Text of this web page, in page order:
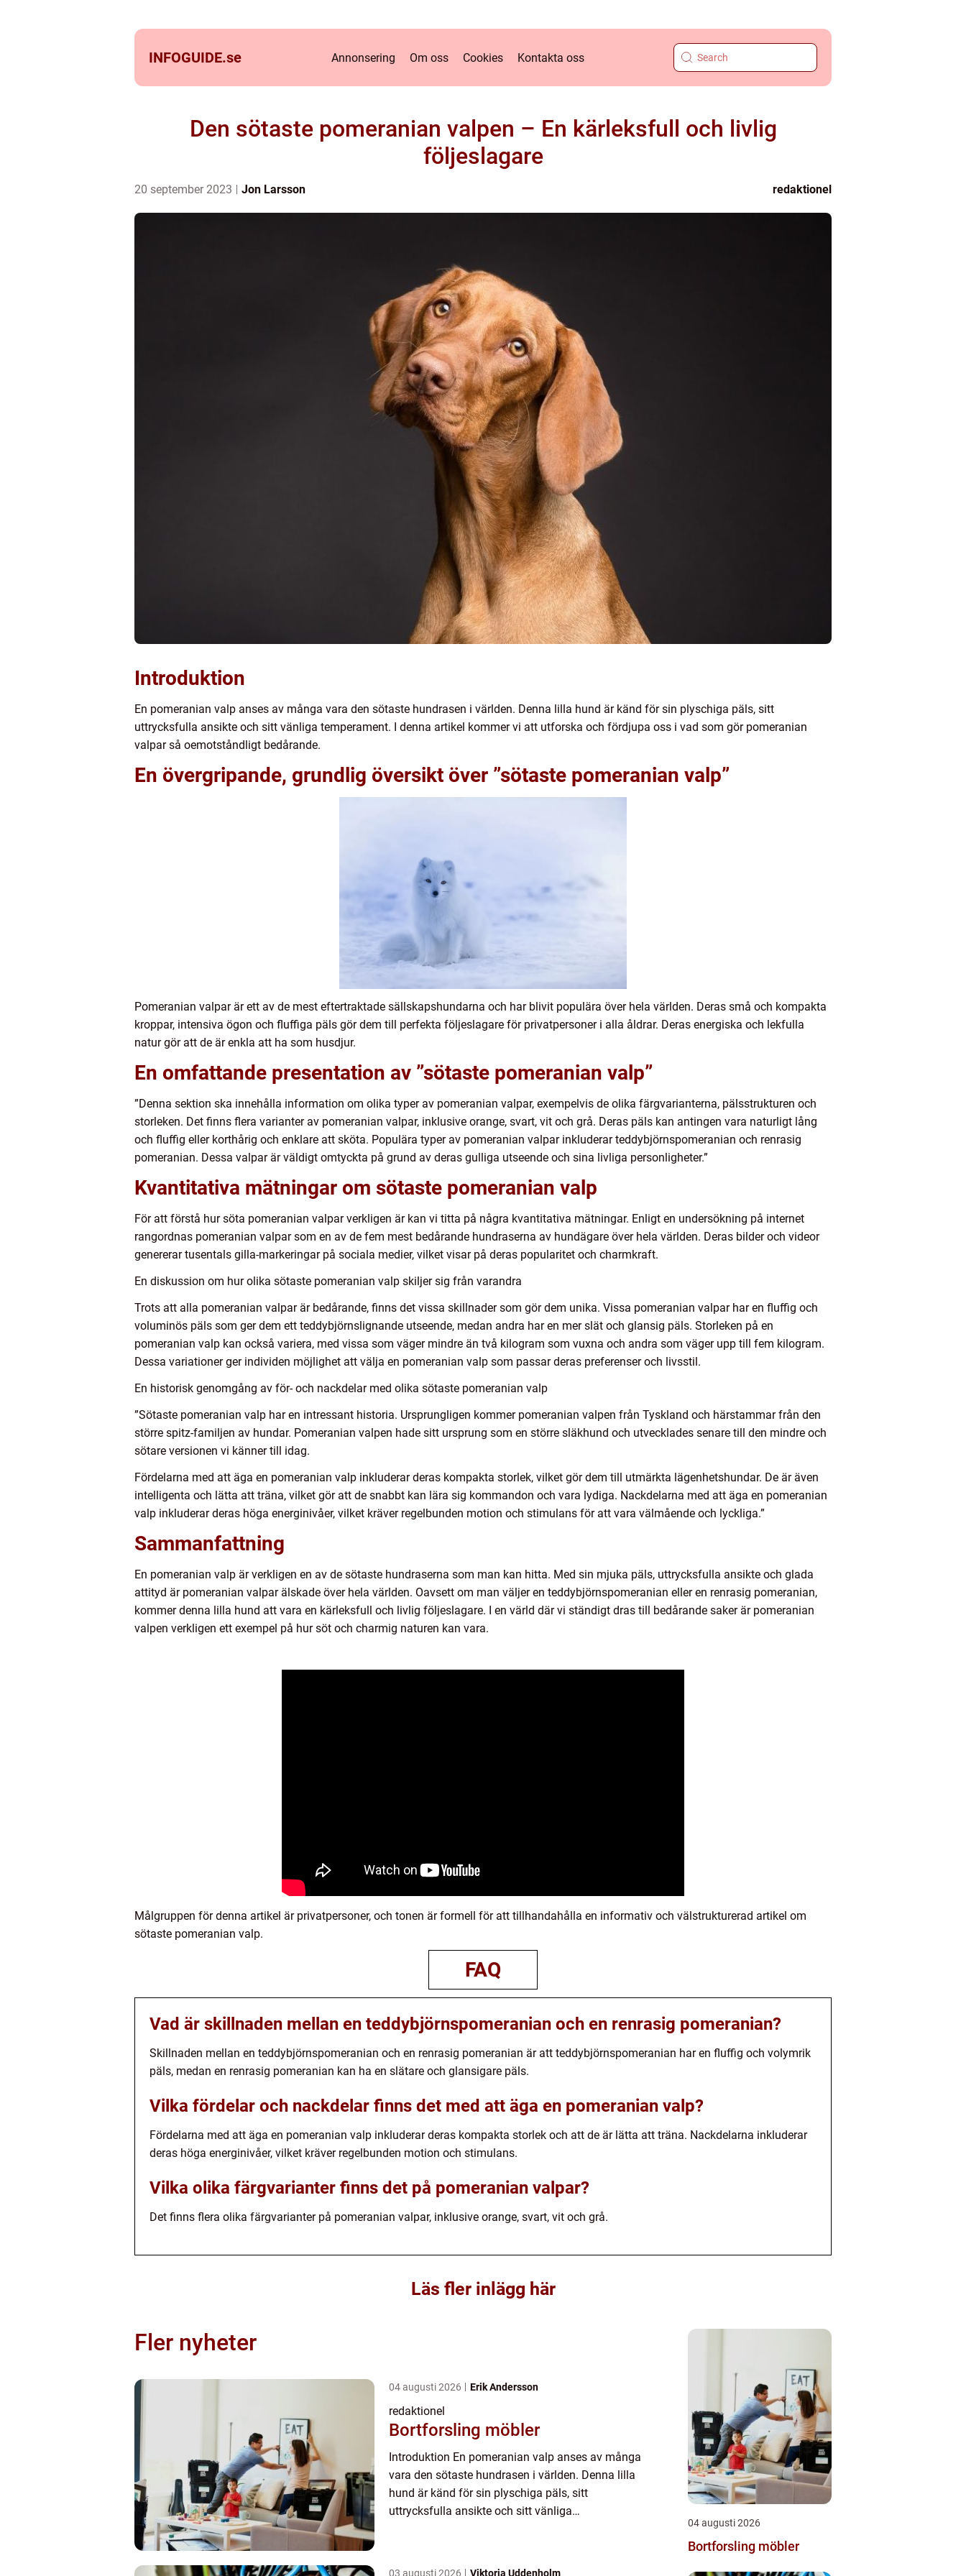
INFOGUIDE.se Annonsering Om oss Cookies Kontakta oss
Den sötaste pomeranian valpen – En kärleksfull och livlig
följeslagare
20 september 2023 Jon Larsson redaktionel
Introduktion
En pomeranian valp anses av många vara den sötaste hundrasen i världen. Denna lilla hund är känd för sin plyschiga päls, sitt
uttrycksfulla ansikte och sitt vänliga temperament. I denna artikel kommer vi att utforska och fördjupa oss i vad som gör pomeranian
valpar så oemotståndligt bedårande.
En övergripande, grundlig översikt över ”sötaste pomeranian valp”
Pomeranian valpar är ett av de mest eftertraktade sällskapshundarna och har blivit populära över hela världen. Deras små och kompakta
kroppar, intensiva ögon och fluffiga päls gör dem till perfekta följeslagare för privatpersoner i alla åldrar. Deras energiska och lekfulla
natur gör att de är enkla att ha som husdjur.
En omfattande presentation av ”sötaste pomeranian valp”
”Denna sektion ska innehålla information om olika typer av pomeranian valpar, exempelvis de olika färgvarianterna, pälsstrukturen och
storleken. Det finns flera varianter av pomeranian valpar, inklusive orange, svart, vit och grå. Deras päls kan antingen vara naturligt lång
och fluffig eller korthårig och enklare att sköta. Populära typer av pomeranian valpar inkluderar teddybjörnspomeranian och renrasig
pomeranian. Dessa valpar är väldigt omtyckta på grund av deras gulliga utseende och sina livliga personligheter.”
Kvantitativa mätningar om sötaste pomeranian valp
För att förstå hur söta pomeranian valpar verkligen är kan vi titta på några kvantitativa mätningar. Enligt en undersökning på internet
rangordnas pomeranian valpar som en av de fem mest bedårande hundraserna av hundägare över hela världen. Deras bilder och videor
genererar tusentals gilla-markeringar på sociala medier, vilket visar på deras popularitet och charmkraft.
En diskussion om hur olika sötaste pomeranian valp skiljer sig från varandra
Trots att alla pomeranian valpar är bedårande, finns det vissa skillnader som gör dem unika. Vissa pomeranian valpar har en fluffig och
voluminös päls som ger dem ett teddybjörnslignande utseende, medan andra har en mer slät och glansig päls. Storleken på en
pomeranian valp kan också variera, med vissa som väger mindre än två kilogram som vuxna och andra som väger upp till fem kilogram.
Dessa variationer ger individen möjlighet att välja en pomeranian valp som passar deras preferenser och livsstil.
En historisk genomgång av för- och nackdelar med olika sötaste pomeranian valp
”Sötaste pomeranian valp har en intressant historia. Ursprungligen kommer pomeranian valpen från Tyskland och härstammar från den
större spitz-familjen av hundar. Pomeranian valpen hade sitt ursprung som en större släkhund och utvecklades senare till den mindre och
sötare versionen vi känner till idag.
Fördelarna med att äga en pomeranian valp inkluderar deras kompakta storlek, vilket gör dem till utmärkta lägenhetshundar. De är även
intelligenta och lätta att träna, vilket gör att de snabbt kan lära sig kommandon och vara lydiga. Nackdelarna med att äga en pomeranian
valp inkluderar deras höga energinivåer, vilket kräver regelbunden motion och stimulans för att vara välmående och lyckliga.”
Sammanfattning
En pomeranian valp är verkligen en av de sötaste hundraserna som man kan hitta. Med sin mjuka päls, uttrycksfulla ansikte och glada
attityd är pomeranian valpar älskade över hela världen. Oavsett om man väljer en teddybjörnspomeranian eller en renrasig pomeranian,
kommer denna lilla hund att vara en kärleksfull och livlig följeslagare. I en värld där vi ständigt dras till bedårande saker är pomeranian
valpen verkligen ett exempel på hur söt och charmig naturen kan vara.
Målgruppen för denna artikel är privatpersoner, och tonen är formell för att tillhandahålla en informativ och välstrukturerad artikel om
sötaste pomeranian valp.
FAQ
Vad är skillnaden mellan en teddybjörnspomeranian och en renrasig pomeranian?
Skillnaden mellan en teddybjörnspomeranian och en renrasig pomeranian är att teddybjörnspomeranian har en fluffig och volymrik
päls, medan en renrasig pomeranian kan ha en slätare och glansigare päls.
Vilka fördelar och nackdelar finns det med att äga en pomeranian valp?
Fördelarna med att äga en pomeranian valp inkluderar deras kompakta storlek och att de är lätta att träna. Nackdelarna inkluderar
deras höga energinivåer, vilket kräver regelbunden motion och stimulans.
Vilka olika färgvarianter finns det på pomeranian valpar?
Det finns flera olika färgvarianter på pomeranian valpar, inklusive orange, svart, vit och grå.
Läs fler inlägg här
Fler nyheter
04 augusti 2026 Erik Andersson
redaktionel
Bortforsling möbler
Introduktion En pomeranian valp anses av många
vara den sötaste hundrasen i världen. Denna lilla
hund är känd för sin plyschiga päls, sitt
uttrycksfulla ansikte och sitt vänliga
03 augusti 2026 Viktoria Uddenholm
04 augusti 2026
Bortforsling möbler